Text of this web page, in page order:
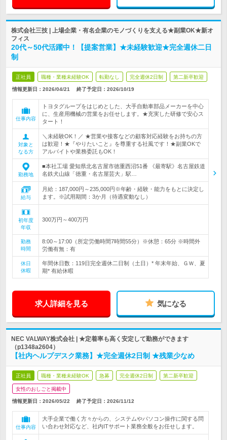
株式会社三技 | 上場企業・有名企業のモノづくりを支える★副業OK★新オ
フィス
20代～50代活躍中！【提案営業】★未経験歓迎★完全週休二日
制
正社員 職種・業種未経験OK 転勤なし 完全週休2日制 第二新卒歓迎
情報更新日：2026/04/21 終了予定日： 2026/10/19
仕事内容
トヨタグループをはじめとした、大手自動車部品メーカーを中心
に、生産用機械の営業をお任せします。★充実した研修で安心ス
タート！
対象と
なる方
＼未経験OK！／ ★営業や接客などの顧客対応経験をお持ちの方
は歓迎！★『やりたいこと』を尊重する社風です！★副業OKで
アルバイトや業務委託もOK！
勤務地
■本社工場 愛知県北名古屋市徳重西沼51番 《最寄駅》名古屋鉄道
名鉄犬山線「徳重・名古屋芸大」駅…
給与
月給：187,000円～235,000円※年齢・経験・能力をもとに決定し
ます。※試用期間：3か月（待遇変動なし）
初年度
年収
300万円～400万円
勤務
時間
8:00～17:00（所定労働時間7時間55分）※休憩：65分 ※時間外
労働有無：有
休日
休暇
年間休日数：119日完全週休二日制（土日）* 年末年始、ＧＷ、夏
期* 有給休暇
求人詳細を見る 気になる
NEC VALWAY株式会社 | ★定着率も高く安定して勤務ができます
（p1348a2604）
【社内ヘルプデスク業務】★完全週休2日制 ★残業少なめ
正社員 職種・業種未経験OK 急募 完全週休2日制 第二新卒歓迎
女性のおしごと掲載中
情報更新日：2026/05/22 終了予定日： 2026/11/12
仕事内容
大手企業で働く方々からの、システムやパソコン操作に関する問
い合わせ対応など、社内ITサポート業務全般をお任せします。